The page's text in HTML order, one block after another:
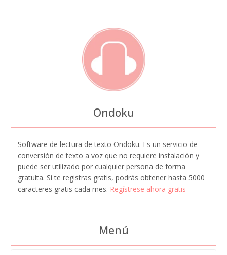
Ondoku
Software de lectura de texto Ondoku. Es un servicio de
conversión de texto a voz que no requiere instalación y
puede ser utilizado por cualquier persona de forma
gratuita. Si te registras gratis, podrás obtener hasta 5000
caracteres gratis cada mes. Regístrese ahora gratis
Menú